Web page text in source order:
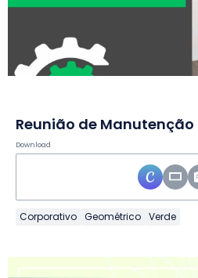
Download
Corporativo Geométrico Verde